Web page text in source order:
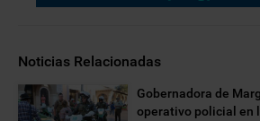
Noticias Relacionadas
Gobernadora de
operativo policial en